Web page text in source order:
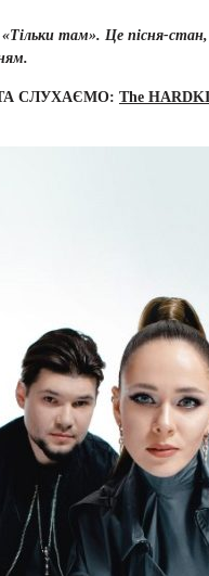
там». Це пісня-
СЛУХАЄМО: The